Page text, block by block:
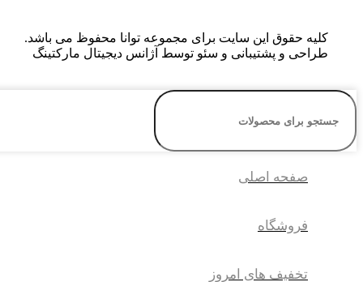
کلیه حقوق این سایت برای مجموعه توانا محفوظ می باشد.
طراحی و پشتیبانی و سئو توسط آژانس دیجیتال مارکتینگ
صفحه اصلی
فروشگاه
تخفیف های امروز